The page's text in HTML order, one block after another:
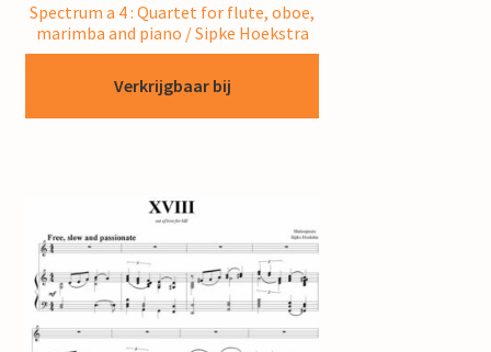
Spectrum a 4 : Quartet for flute, oboe,
marimba and piano / Sipke Hoekstra
Verkrijgbaar bij